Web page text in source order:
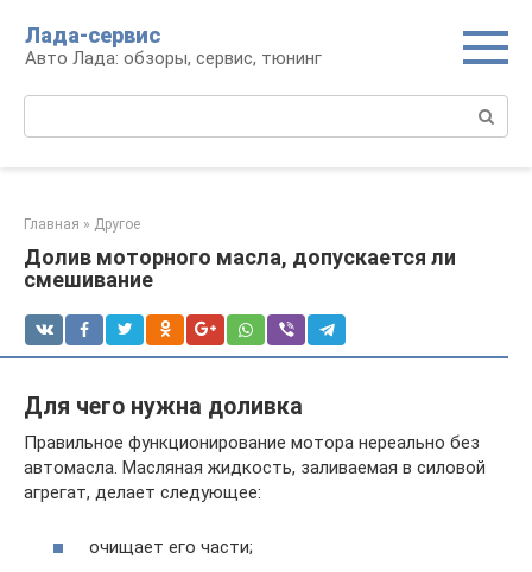
контенту
Лада-сервис
Авто Лада: обзоры, сервис, тюнинг
Главная » Другое
Долив моторного масла, допускается ли
смешивание
Для чего нужна доливка
Правильное функционирование мотора нереально без
автомасла. Масляная жидкость, заливаемая в силовой
агрегат, делает следующее:
очищает его части;